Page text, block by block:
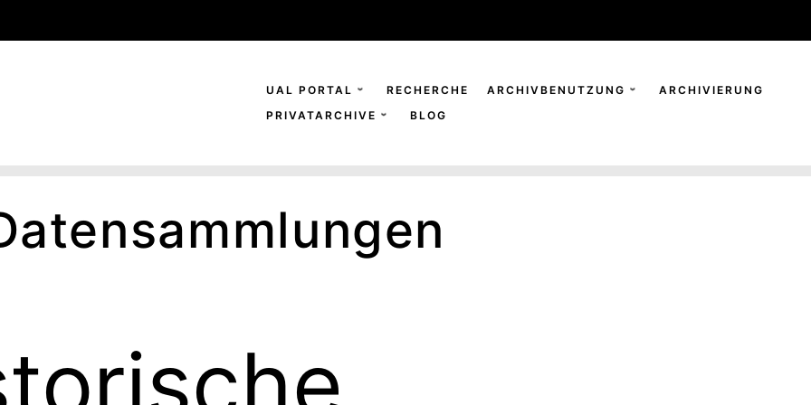
UAL PORTAL RECHERCHE ARCHIVBENUTZUNG
ARCHIVIERUNG
PRIVATARCHIVE
BLOG